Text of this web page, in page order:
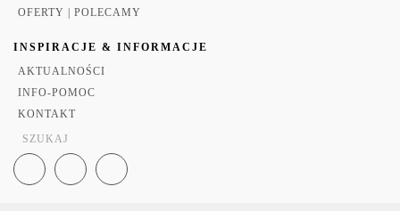
OFERTY | POLECAMY
INSPIRACJE & INFORMACJE
AKTUALNOŚCI
INFO-POMOC
KONTAKT